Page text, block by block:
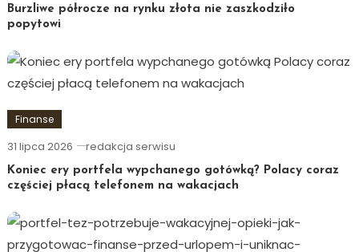
Burzliwe półrocze na rynku złota nie zaszkodziło
popytowi
Finanse
31 lipca 2026 redakcja serwisu
Koniec ery portfela wypchanego gotówką? Polacy coraz
częściej płacą telefonem na wakacjach